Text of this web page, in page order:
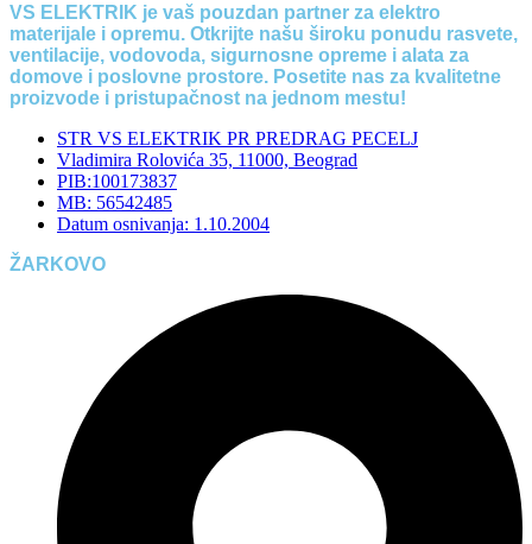
VS ELEKTRIK je vaš pouzdan partner za elektro
materijale i opremu. Otkrijte našu široku ponudu rasvete,
ventilacije, vodovoda, sigurnosne opreme i alata za
domove i poslovne prostore. Posetite nas za kvalitetne
proizvode i pristupačnost na jednom mestu!
STR VS ELEKTRIK PR PREDRAG PECELJ
Vladimira Rolovića 35, 11000, Beograd
PIB:100173837
MB: 56542485
Datum osnivanja: 1.10.2004
ŽARKOVO